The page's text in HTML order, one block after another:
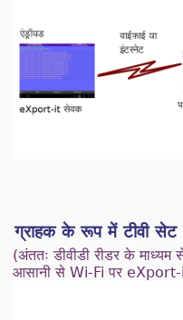
ग्राहक के रूप में टीवी सेट
(अंततः डीवीडी रीडर के
आसानी से Wi-Fi पर eXport-